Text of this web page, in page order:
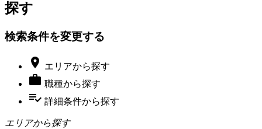
探す
検索条件を変更する
 エリアから探す
 職種から探す
playlist_add_check 詳細条件から探す
エリアから探す